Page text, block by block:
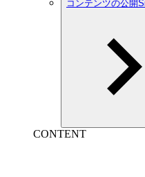
コンテンツの公開
CONTENT